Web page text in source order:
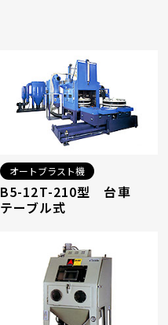
オートブラスト機
B5-12T-210型 台車
テーブル式